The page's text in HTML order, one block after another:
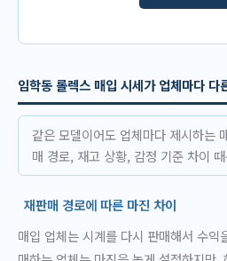
임학동 롤렉스 매입 시세가 업체마다 다
같은 모델이어도 업체마다 제시하는
매 경로, 재고 상황, 감정 기준 차이
재판매 경로에 따른 마진 차이
매입 업체는 시계를 다시 판매해서 수